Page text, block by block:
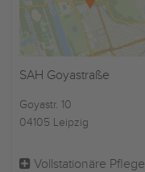
SAH Goyastraße
Goyastr. 10
04105 Leipzig
Vollstationäre Pflege